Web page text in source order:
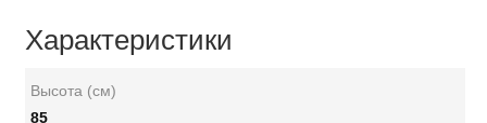
Характеристики
Высота (см)
85